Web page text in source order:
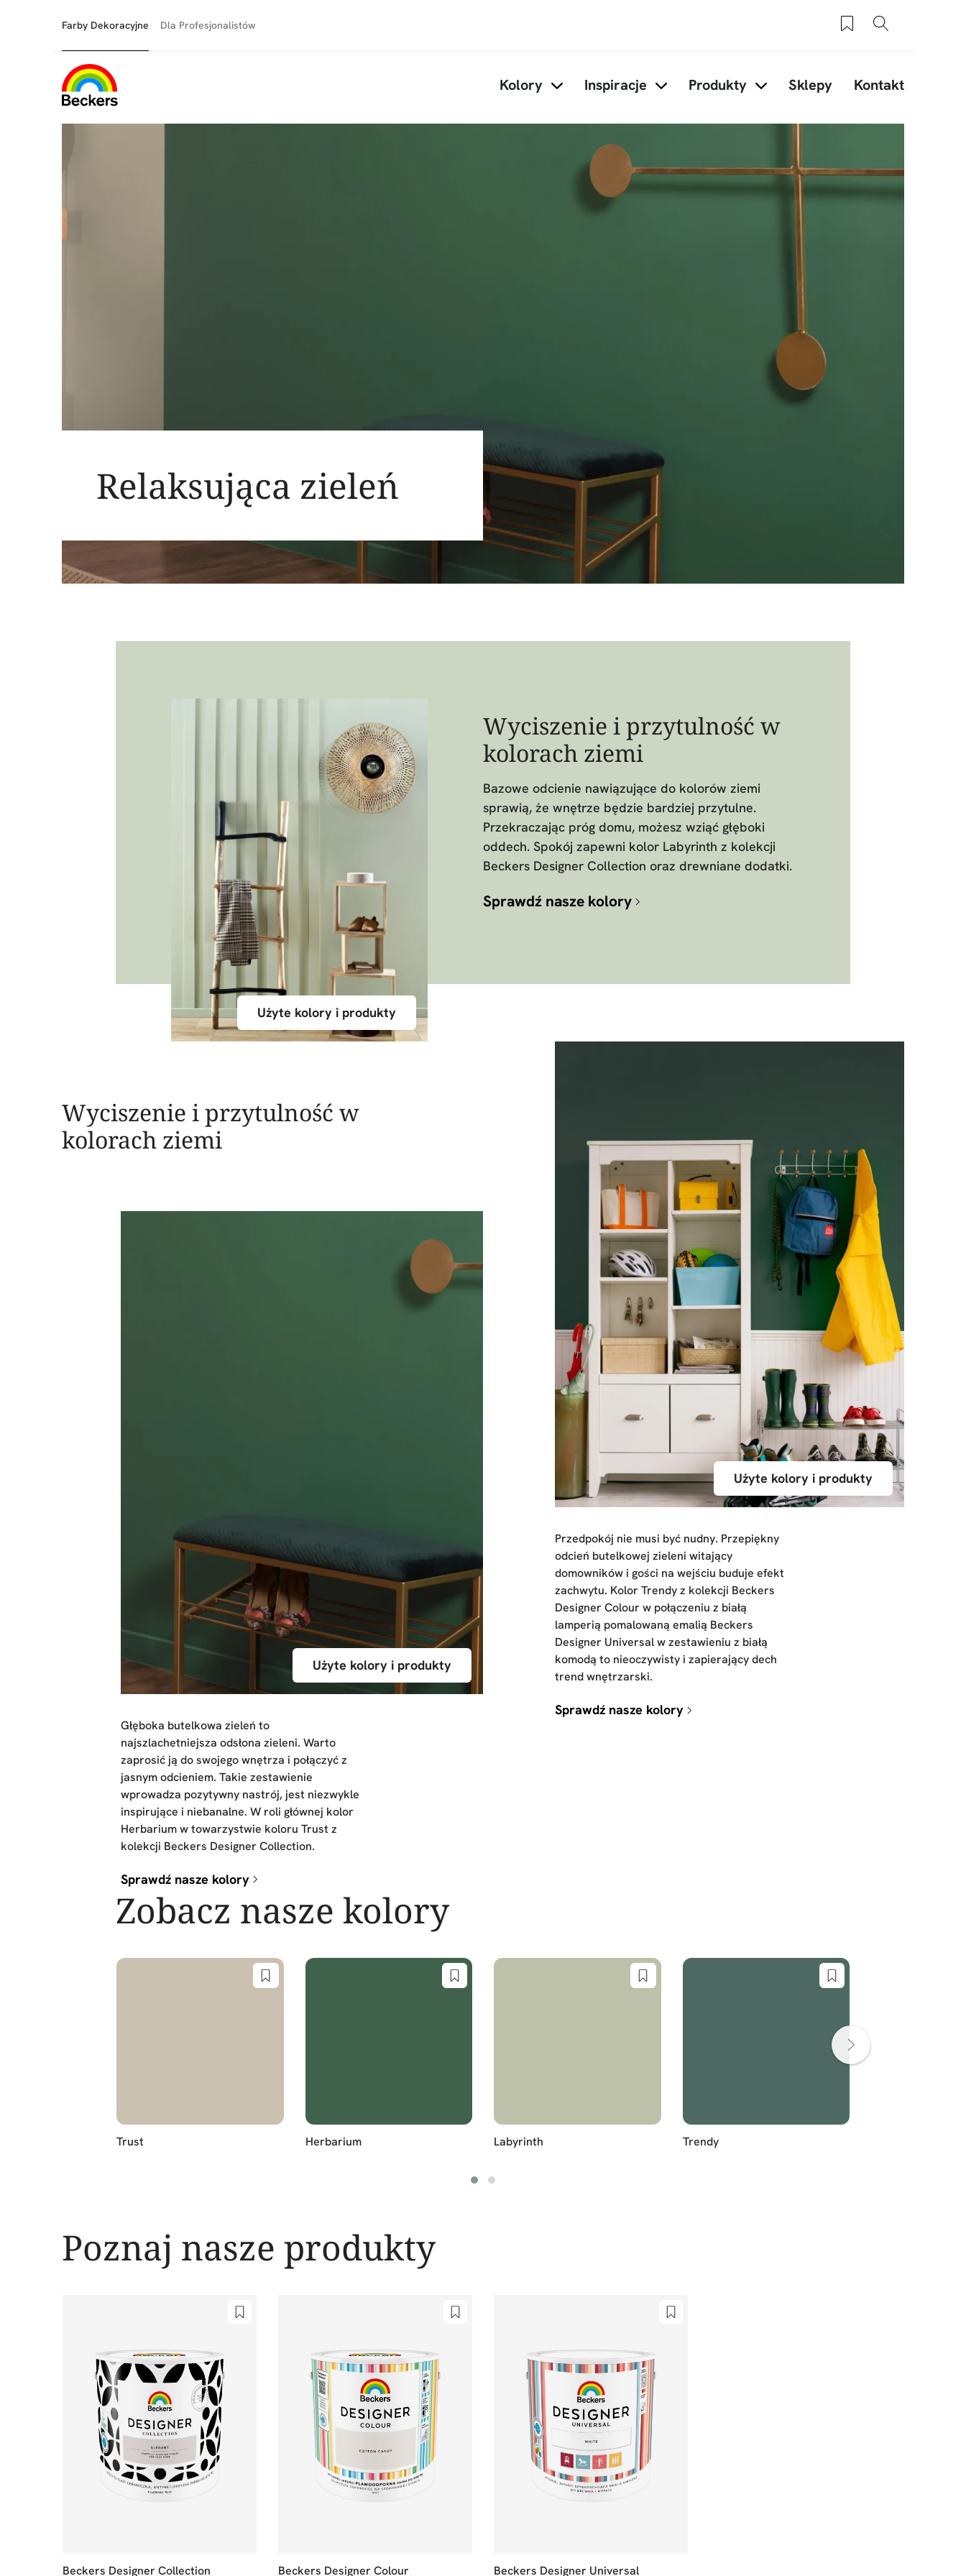
Farby Dekoracyjne Dla Profesjonalistów Zapisane produkty
Szukaj
Kolory Inspiracje Produkty Sklepy Kontakt
Relaksująca zieleń
Użyte kolory i produkty
Wyciszenie i przytulność w
kolorach ziemi
Bazowe odcienie nawiązujące do kolorów ziemi
sprawią, że wnętrze będzie bardziej przytulne.
Przekraczając próg domu, możesz wziąć głęboki
oddech. Spokój zapewni kolor Labyrinth z kolekcji
Beckers Designer Collection oraz drewniane dodatki.
Sprawdź nasze kolory
Wyciszenie i przytulność w
kolorach ziemi
Użyte kolory i produkty
Głęboka butelkowa zieleń to
najszlachetniejsza odsłona zieleni. Warto
zaprosić ją do swojego wnętrza i połączyć z
jasnym odcieniem. Takie zestawienie
wprowadza pozytywny nastrój, jest niezwykle
inspirujące i niebanalne. W roli głównej kolor
Herbarium w towarzystwie koloru Trust z
kolekcji Beckers Designer Collection.
Sprawdź nasze kolory
Użyte kolory i produkty
Przedpokój nie musi być nudny. Przepiękny
odcień butelkowej zieleni witający
domowników i gości na wejściu buduje efekt
zachwytu. Kolor Trendy z kolekcji Beckers
Designer Colour w połączeniu z białą
lamperią pomalowaną emalią Beckers
Designer Universal w zestawieniu z białą
komodą to nieoczywisty i zapierający dech
trend wnętrzarski.
Sprawdź nasze kolory
Zobacz nasze kolory
Trust Herbarium Labyrinth Trendy
Poznaj nasze produkty
Beckers Designer Collection Beckers Designer Colour Beckers Designer Universal